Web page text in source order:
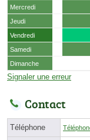
Mercredi
Jeudi
Vendredi
Samedi
Dimanche
Signaler une erreur
Contact
Téléphone